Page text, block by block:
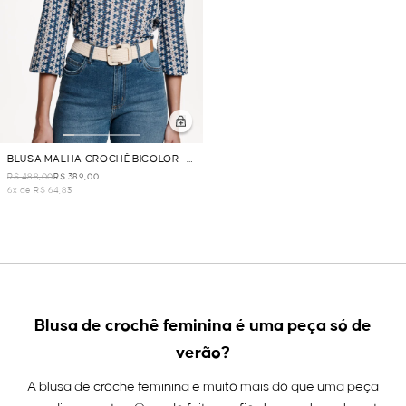
BLUSA MALHA CROCHÊ BICOLOR -
AZUL
R$ 488,00R$ 389,00
6x de R$ 64,83
Blusa de crochê feminina é uma peça só de
verão?
A blusa de crochê feminina é muito mais do que uma peça